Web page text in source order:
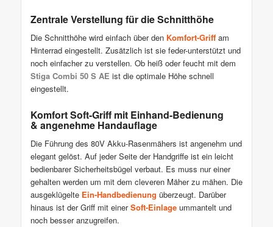
Zentrale Verstellung für die Schnitthöhe
Die Schnitthöhe wird einfach über den Komfort-Griffam
Hinterrad eingestellt. Zusätzlich ist sie feder-unterstützt und
noch einfacher zu verstellen. Ob heiß oder feucht mit dem
Stiga Combi 50 S AE ist die optimale Höhe schnell
eingestellt.
Komfort Soft-Griff mit Einhand-Bedienung
& angenehme Handauflage
Die Führung des 80V Akku-Rasenmähers ist angenehm und
elegant gelöst. Auf jeder Seite der Handgriffe ist ein leicht
bedienbarer Sicherheitsbügel verbaut. Es muss nur einer
gehalten werden um mit dem cleveren Mäher zu mähen. Die
ausgeklügelte Ein-Handbedienung überzeugt. Darüber
hinaus ist der Griff mit einerSoft-Einlageummantelt und
noch besser anzugreifen.